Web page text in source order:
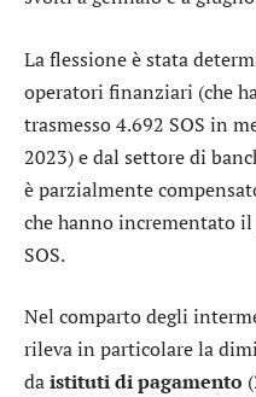
La flessione è stata
operatori finanziari (che
trasmesso 4.692 SOS in
2023) e dal settore di
è parzialmente
che hanno incrementato
SOS.
Nel comparto degli
rileva in particolare la
daistituti di pagamento